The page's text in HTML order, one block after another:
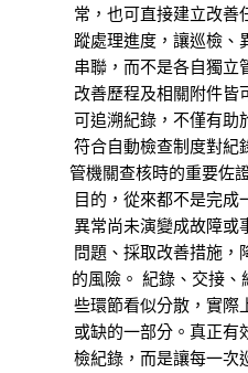
常，也可直接建立改善
蹤處理進度，讓巡檢、
串聯，而不是各自獨立
改善歷程及相關附件皆
可追溯紀錄，不僅有助
符合自動檢查制度對紀
管機關查核時的重要佐
目的，從來都不是完成
異常尚未演變成故障或
問題、採取改善措施，
的風險。 紀錄、交接
些環節看似分散，實際
或缺的一部分。真正有
檢紀錄，而是讓每一次